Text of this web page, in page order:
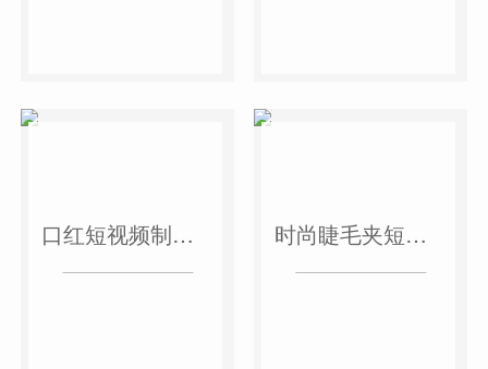
口红短视频制作案例 时尚睫毛夹短视频案例